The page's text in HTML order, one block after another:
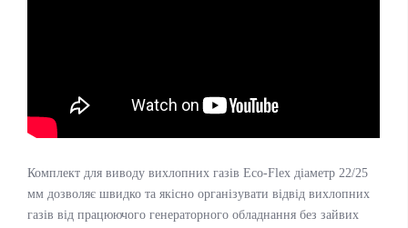
Комплект для виводу вихлопних газів Eco-Flex діаметр 22/25
мм дозволяє швидко та якісно організувати відвід вихлопних
газів від працюючого генераторного обладнання без зайвих